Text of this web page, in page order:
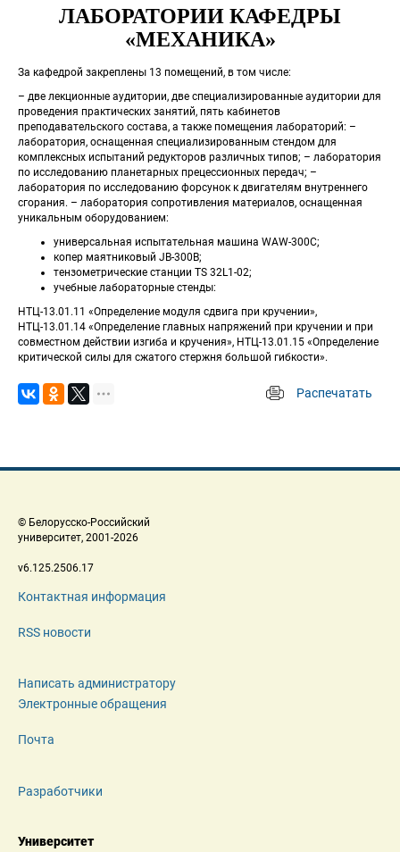
ЛАБОРАТОРИИ КАФЕДРЫ
«МЕХАНИКА»
За кафедрой закреплены 13 помещений, в том числе:
– две лекционные аудитории, две специализированные аудитории для
проведения практических занятий, пять кабинетов
преподавательского состава, а также помещения лабораторий: –
лаборатория, оснащенная специализированным стендом для
комплексных испытаний редукторов различных типов; – лаборатория
по исследованию планетарных прецессионных передач; –
лаборатория по исследованию форсунок к двигателям внутреннего
сгорания. – лаборатория сопротивления материалов, оснащенная
уникальным оборудованием:
универсальная испытательная машина WAW-300C;
копер маятниковый JB-300B;
тензометрические станции TS 32L1-02;
учебные лабораторные стенды:
НТЦ-13.01.11 «Определение модуля сдвига при кручении»,
НТЦ-13.01.14 «Определение главных напряжений при кручении и при
совместном действии изгиба и кручения», НТЦ-13.01.15 «Определение
критической силы для сжатого стержня большой гибкости».
Распечатать
© Белорусско-Российский
университет, 2001-2026
v6.125.2506.17
Контактная информация
RSS новости
Написать администратору
Электронные обращения
Почта
Разработчики
Университет